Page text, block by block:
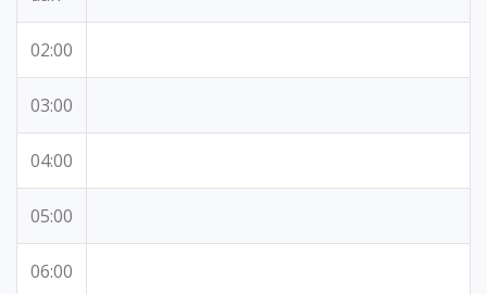
02:00
03:00
04:00
05:00
06:00